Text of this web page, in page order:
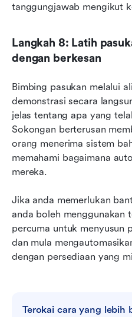
tanggungjawab mengikut
Langkah 8: Latih
dengan berkesan
Bimbing pasukan melalui
demonstrasi secara
jelas tentang apa yang
Sokongan berterusan
orang menerima sistem
memahami bagaimana
mereka.
Jika anda memerlukan
anda boleh menggunakan
percuma untuk menyusun
dan mula
dengan persediaan yang
Terokai cara yang lebih